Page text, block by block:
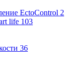
EctoControl 2
life 103
36